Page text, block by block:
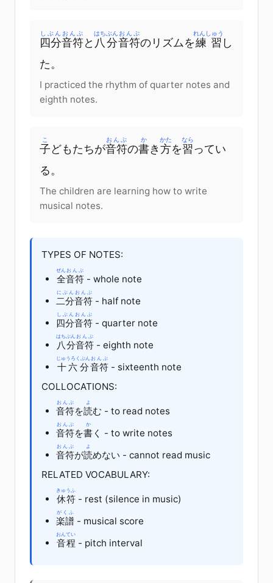
四分
しぶん
音符
おんぷ
と 八分
はちぶん
音符
おんぷ
のリズムを練習
れんしゅう
し
た。
I practiced the rhythm of quarter notes and
eighth notes.
子
こ
どもたちが音符
おんぷ
の書
か
き 方
かた
を習
なら
ってい
る。
The children are learning how to write
musical notes.
TYPES OF NOTES:
全
ぜん
音符
おんぷ
- whole note
二分
にぶん
音符
おんぷ
- half note
四分
しぶん
音符
おんぷ
- quarter note
八分
はちぶん
音符
おんぷ
- eighth note
十六分
じゅうろくぶん
音符
おんぷ
- sixteenth note
COLLOCATIONS:
音符
おんぷ
を読
よ
む - to read notes
音符
おんぷ
を書
か
く - to write notes
音符
おんぷ
が読
よ
めない - cannot read music
RELATED VOCABULARY:
休符
きゅうふ
- rest (silence in music)
楽譜
がくふ
- musical score
音程
おんてい
- pitch interval